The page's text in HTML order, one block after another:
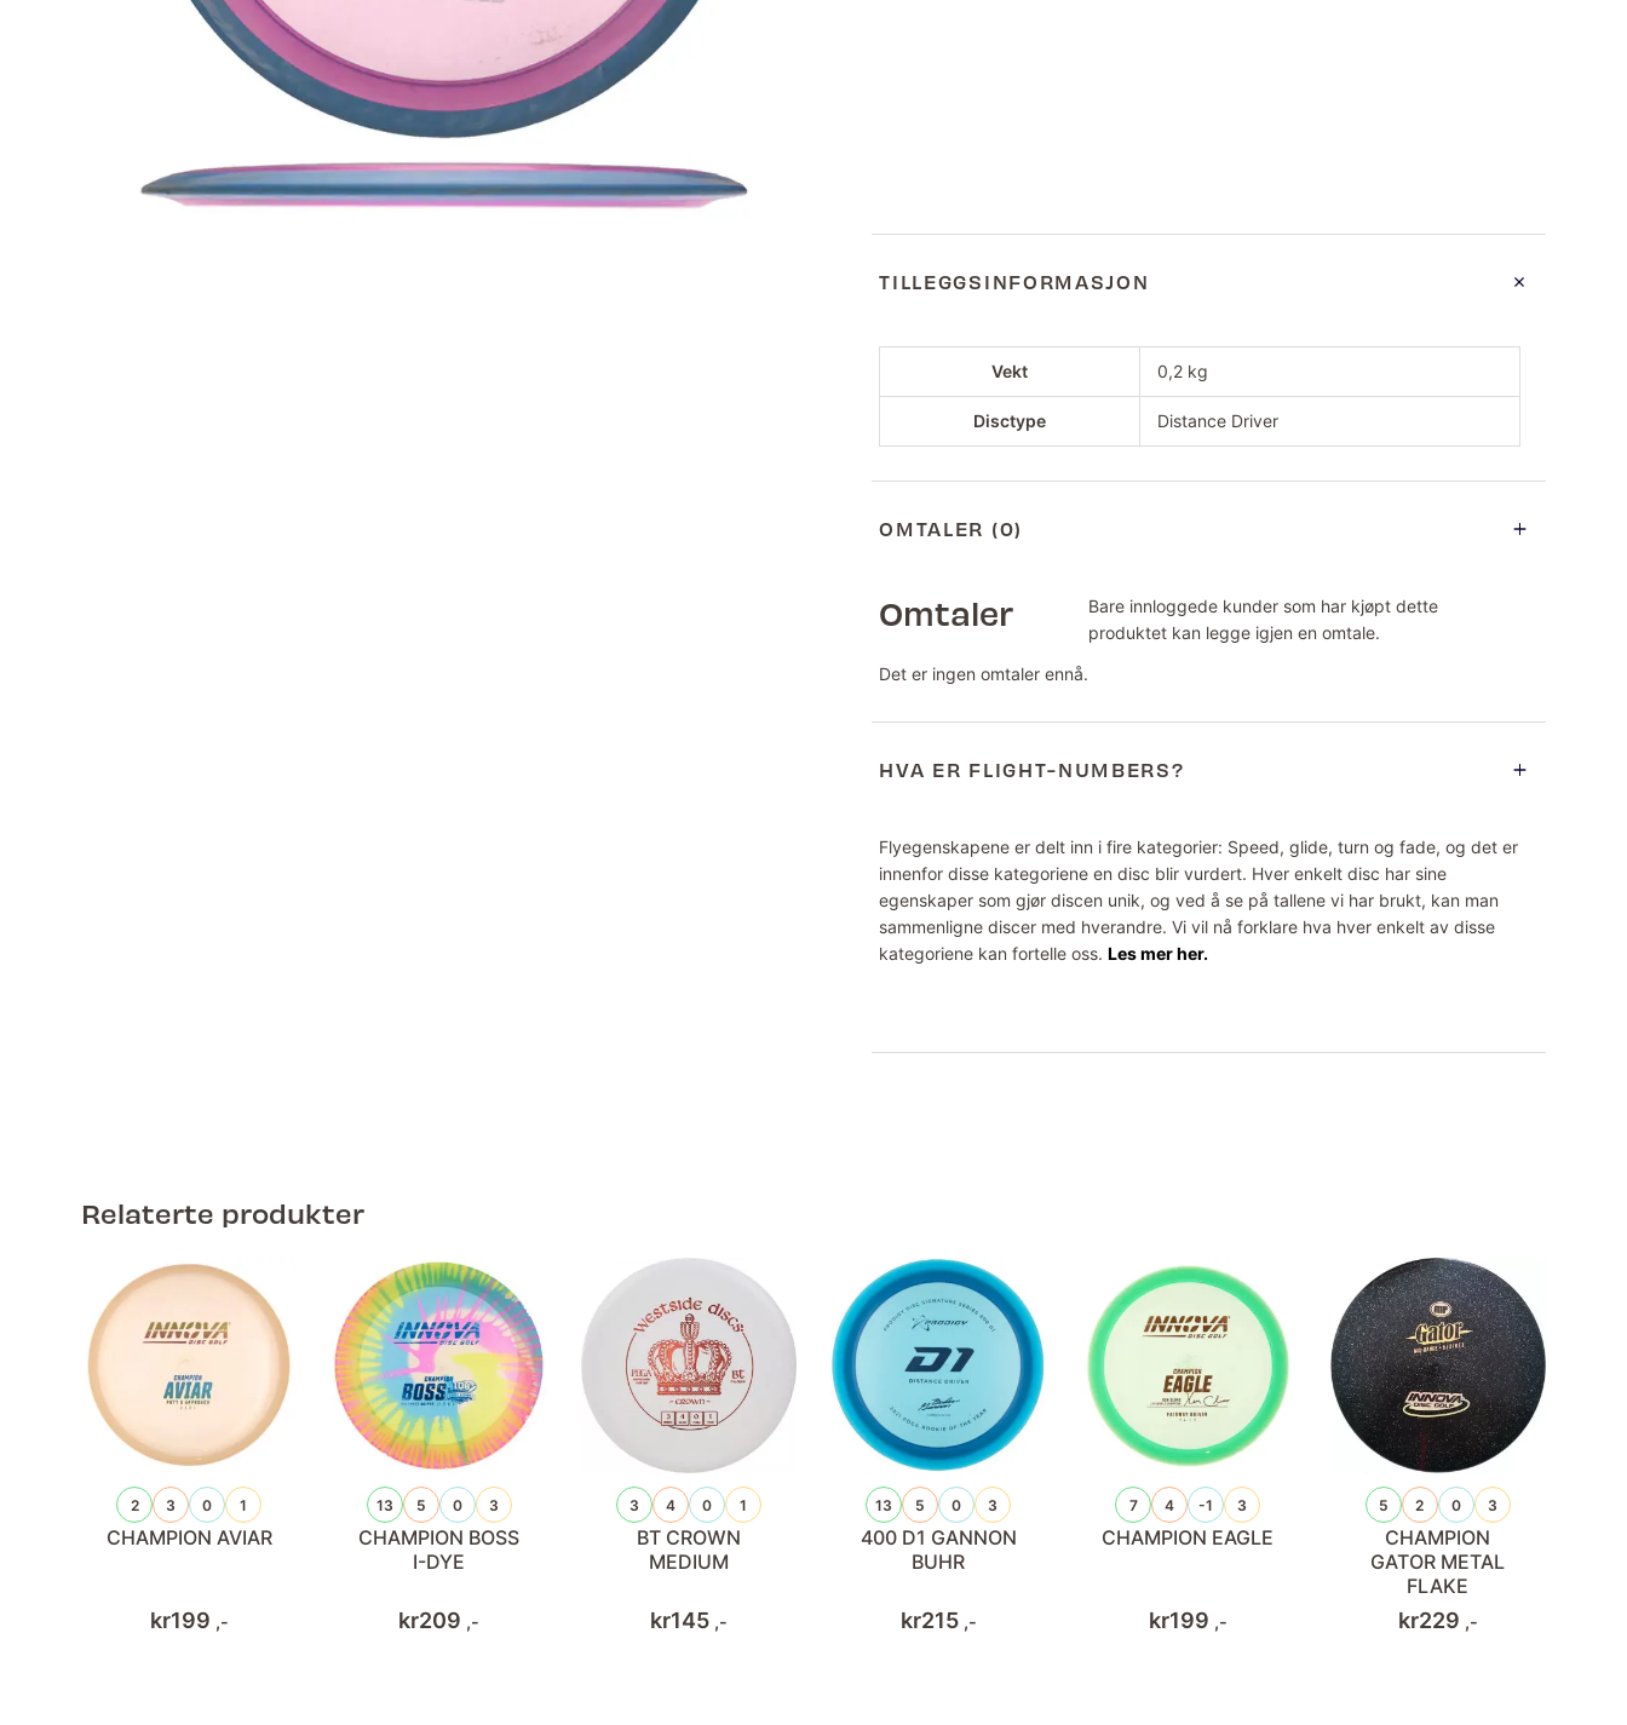
TILLEGGSINFORMASJON
Vekt 0,2 kg
Disctype Distance Driver
OMTALER (0)
Omtaler
Det er ingen omtaler ennå.
Bare innloggede kunder som har kjøpt dette
produktet kan legge igjen en omtale.
HVA ER FLIGHT-NUMBERS?
Flyegenskapene er delt inn i fire kategorier: Speed, glide, turn og fade, og det er
innenfor disse kategoriene en disc blir vurdert. Hver enkelt disc har sine
egenskaper som gjør discen unik, og ved å se på tallene vi har brukt, kan man
sammenligne discer med hverandre. Vi vil nå forklare hva hver enkelt av disse
kategoriene kan fortelle oss.Les mer her.
Relaterte produkter
2 3 0 1
CHAMPION AVIAR
kr199 ,-
13 5 0 3
CHAMPION BOSS
I-DYE
kr209 ,-
3 4 0 1
BT CROWN
MEDIUM
kr145 ,-
13 5 0 3
400 D1 GANNON
BUHR
kr215 ,-
7 4 -1 3
CHAMPION EAGLE
kr199 ,-
5 2 0 3
CHAMPION
GATOR METAL
FLAKE
kr229 ,-